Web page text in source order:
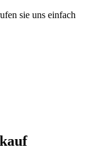
sie uns einfach